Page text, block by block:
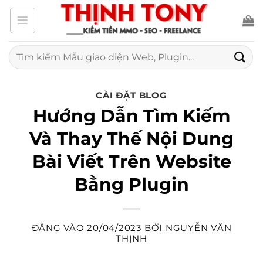
Bỏ
qua
nội
dung
Tìm
kiếm:
CÀI ĐẶT BLOG
Hướng Dẫn Tìm Kiếm
Và Thay Thế Nội Dung
Bài Viết Trên Website
Bằng Plugin
ĐĂNG VÀO20/04/2023 BỞI NGUYỄN VĂN
THỊNH